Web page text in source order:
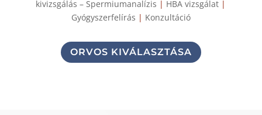
kivizsgálás – Spermiumanalízis | HBA vizsgálat |
Gyógyszerfelírás | Konzultáció
ORVOS KIVÁLASZTÁSA